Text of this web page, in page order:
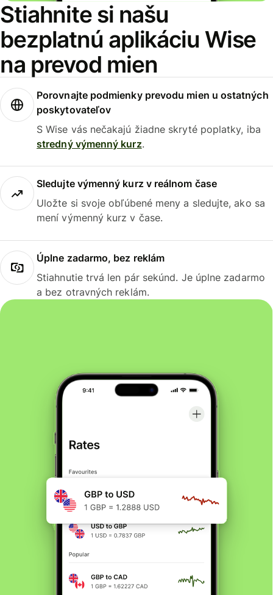
Stiahnite si našu
bezplatnú aplikáciu Wise
na prevod mien
Porovnajte podmienky prevodu mien u ostatných
poskytovateľov
S Wise vás nečakajú žiadne skryté poplatky, iba
stredný výmenný kurz.
Sledujte výmenný kurz v reálnom čase
Uložte si svoje obľúbené meny a sledujte, ako sa
mení výmenný kurz v čase.
Úplne zadarmo, bez reklám
Stiahnutie trvá len pár sekúnd. Je úplne zadarmo
a bez otravných reklám.